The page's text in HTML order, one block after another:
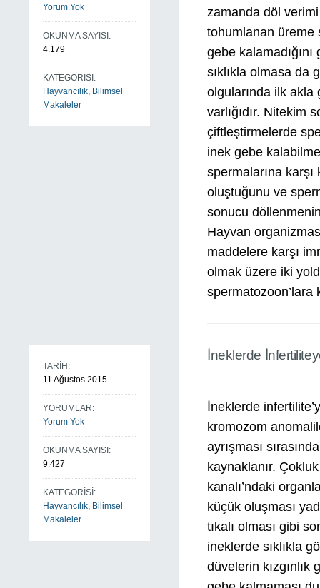
Yorum Yok
OKUNMA SAYISI:
4.179
KATEGORİSİ:
Hayvancılık, Bilimsel
Makaleler
zamanda döl
tohumlanan üreme
gebe
sıklıkla olmasa da
olgularında ilk
varlığıdır. Nitekim
çiftleştirmelerde
inek gebe
spermalarına
oluştuğunu ve
sonucu
Hayvan
maddelere karşı
olmak üzere iki
TARİH:
11 Ağustos 2015
YORUMLAR:
Yorum Yok
OKUNMA SAYISI:
9.427
KATEGORİSİ:
Hayvancılık, Bilimsel
Makaleler
İneklerde
İneklerde
kromozom
ayrışması
kaynaklanır.
kanalı’ndaki
küçük oluşması
tıkalı olması gibi
ineklerde sıklıkla
düvelerin